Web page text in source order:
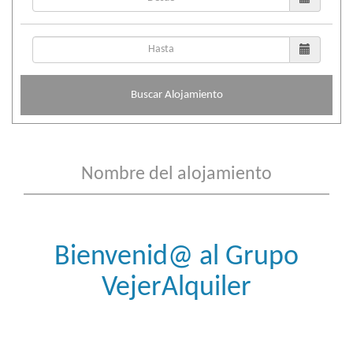
Buscar Alojamiento
Bienvenid@ al Grupo
VejerAlquiler